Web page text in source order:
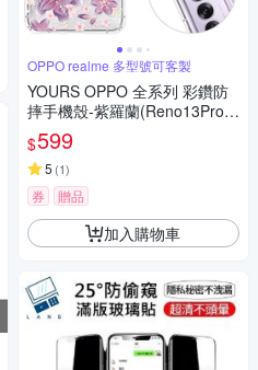
OPPO realme 多型號可客製
YOURS OPPO 全系列 彩鑽防
摔手機殼-紫羅蘭(Reno13Pro/R
eno12Pro/12F/11F/Reno8T/8
Z/7Z/4Z)
$599
5 (1)
券 贈品
加入購物車